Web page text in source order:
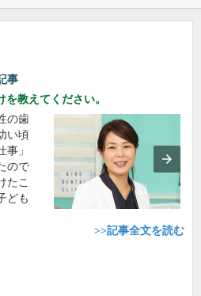
事
教えてください。
の歯
い頃
」
ので
たこ
ども
>>記事全文を読む